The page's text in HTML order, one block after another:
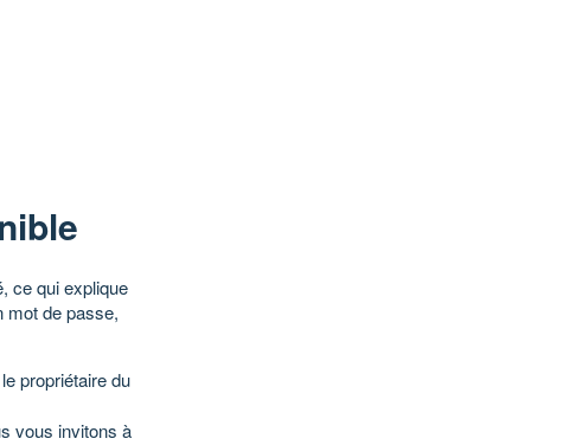
ce qui explique
mot de passe,
propriétaire du
vous invitons à